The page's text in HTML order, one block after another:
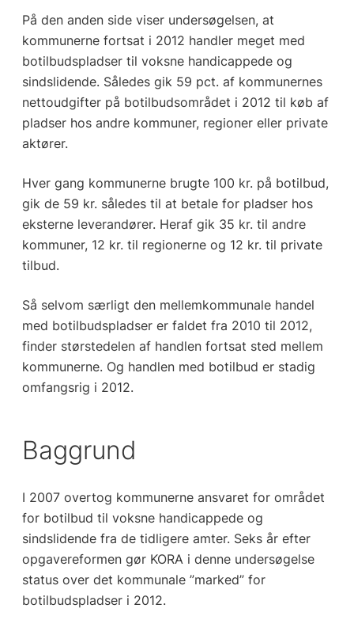
På den anden side viser undersøgelsen, at
kommunerne fortsat i 2012 handler meget med
botilbudspladser til voksne handicappede og
sindslidende. Således gik 59 pct. af kommunernes
nettoudgifter på botilbudsområdet i 2012 til køb af
pladser hos andre kommuner, regioner eller private
aktører.
Hver gang kommunerne brugte 100 kr. på botilbud,
gik de 59 kr. således til at betale for pladser hos
eksterne leverandører. Heraf gik 35 kr. til andre
kommuner, 12 kr. til regionerne og 12 kr. til private
tilbud.
Så selvom særligt den mellemkommunale handel
med botilbudspladser er faldet fra 2010 til 2012,
finder størstedelen af handlen fortsat sted mellem
kommunerne. Og handlen med botilbud er stadig
omfangsrig i 2012.
Baggrund
I 2007 overtog kommunerne ansvaret for området
for botilbud til voksne handicappede og
sindslidende fra de tidligere amter. Seks år efter
opgavereformen gør KORA i denne undersøgelse
status over det kommunale ”marked” for
botilbudspladser i 2012.